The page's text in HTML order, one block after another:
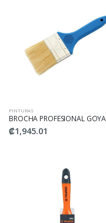
PINTURAS
₡1,945.01